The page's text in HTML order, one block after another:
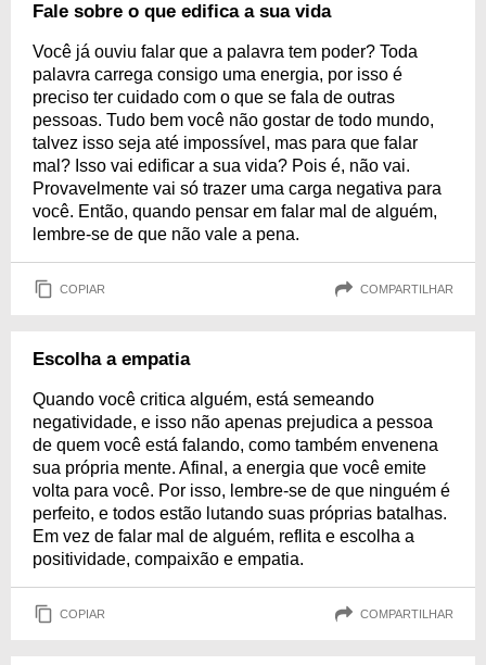
Fale sobre o que edifica a sua vida
Você já ouviu falar que a palavra tem poder? Toda
palavra carrega consigo uma energia, por isso é
preciso ter cuidado com o que se fala de outras
pessoas. Tudo bem você não gostar de todo mundo,
talvez isso seja até impossível, mas para que falar
mal? Isso vai edificar a sua vida? Pois é, não vai.
Provavelmente vai só trazer uma carga negativa para
você. Então, quando pensar em falar mal de alguém,
lembre-se de que não vale a pena.
COPIAR COMPARTILHAR
Escolha a empatia
Quando você critica alguém, está semeando
negatividade, e isso não apenas prejudica a pessoa
de quem você está falando, como também envenena
sua própria mente. Afinal, a energia que você emite
volta para você. Por isso, lembre-se de que ninguém é
perfeito, e todos estão lutando suas próprias batalhas.
Em vez de falar mal de alguém, reflita e escolha a
positividade, compaixão e empatia.
COPIAR COMPARTILHAR